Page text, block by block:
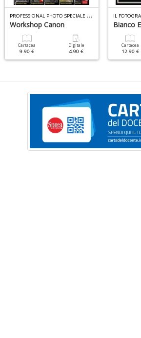
P
ROFESSIONAL PHOTO SPECIALE N.11
Workshop Canon
Cartacea
9.90 €
Digitale
4.90 €
IL
Bianco
Cartacea
12.90 €